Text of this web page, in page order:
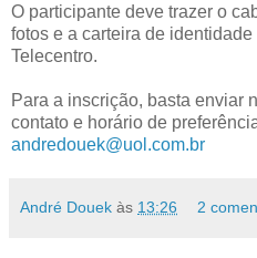
O participante deve trazer o
fotos e a carteira de
Telecentro.
Para a inscrição, basta enviar
contato e horário de
andredouek@uol.com.br
André Douek às 13:26 2